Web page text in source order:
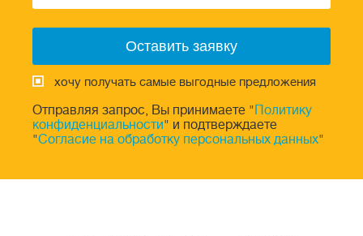
хочу получать самые выгодные предложения
Отправляя запрос, Вы принимаете "Политику
конфиденциальности" и подтверждаете
"Согласие на обработку персональных данных"